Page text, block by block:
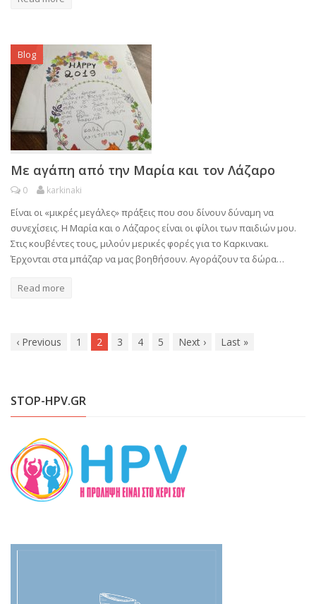
Blog
Με αγάπη από την Μαρία και τον Λάζαρο
0 karkinaki
Είναι οι «μικρές μεγάλες» πράξεις που σου δίνουν δύναμη να
συνεχίσεις. Η Μαρία και ο Λάζαρος είναι οι φίλοι των παιδιών μου.
Στις κουβέντες τους, μιλούν μερικές φορές για το Καρκινακι.
Έρχονται στα μπάζαρ να μας βοηθήσουν. Αγοράζουν τα δώρα…
Read more
‹ Previous 1 2 3 4 5 Next › Last »
STOP-HPV.GR